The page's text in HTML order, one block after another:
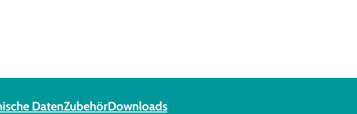
DatenZubehörDownloads